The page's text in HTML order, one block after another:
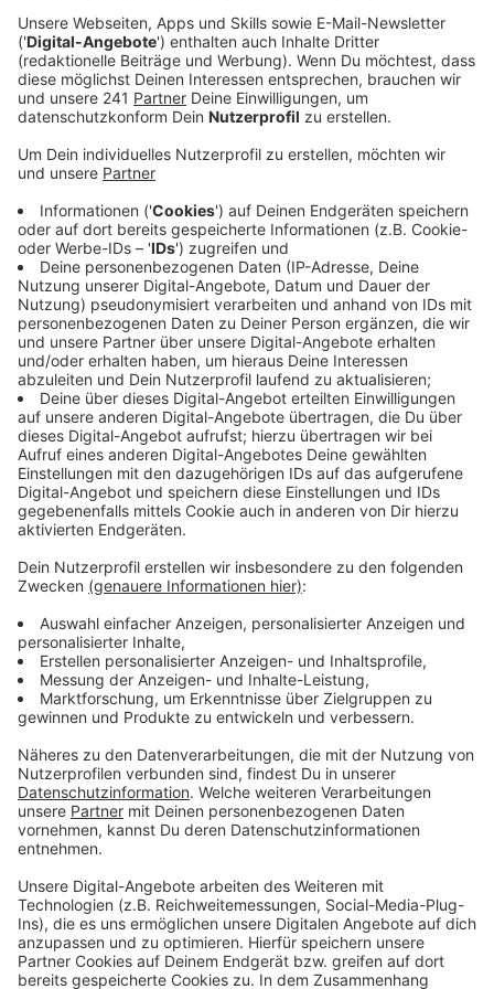
Anzeige
noch bei ihren Eltern, wie aktuelle Zahlen von it.nrw
zeigen. Im Gegensatz zur Nachbarstadt Köln, wo viele
extra zum Studieren hinziehen. Insgesamt leben in
unserer Stadt rund 4200 Studis, während Köln fast 15
Mal so viele hat.
Anzeige
Unterschiede zwischen den Geschlechtern
Anzeige
NRW-weit zeigt sich, dass männliche Studierende eher
noch daheim leben als weibliche. Mit zunehmendem
Studierende ausziehen.
Anzeige
Weitere Meldungen aus Leverkusen
Das zweite Adventswochenende in Leverkusen:
Das ist los!
Sirenenprobe in Leverkusen: Sicherheitstest am
Samstag
Leverkusen-Mitte: Ende des Jahres barrierefrei?